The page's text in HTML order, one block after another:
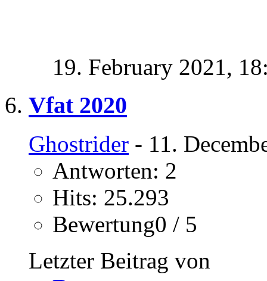
19. February 2021,
Vfat 2020
Ghostrider - 11.
Antworten: 2
Hits: 25.293
Bewertung0 / 5
Letzter Beitrag von